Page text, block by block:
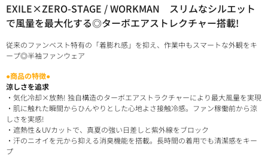
EXILE×ZERO-STAGE / WORKMAN スリムなシルエット
で風量を最大化する◎ターボエアストレクチャー搭載!
従来のファンベスト特有の「着膨れ感」を抑え、作業中もスマートな外観をキ
ープ◎半袖ファンウェア
●商品の特徴●
涼しさを追求
・気化冷却×放熱! 独自構造のターボエアストラクチャーにより最大風量を実現
・肌に触れた瞬間からひんやりとした心地よさ接触冷感。ファン稼働前から涼
しさを実感!
・遮熱性＆UVカットで、真夏の強い日差しと紫外線をブロック
・汗のニオイを元から抑える消臭機能を搭載。長時間の着用でも清潔感をキー
プ